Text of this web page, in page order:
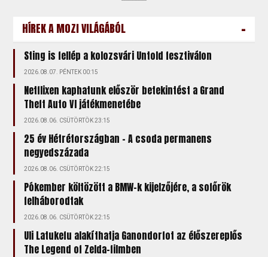
HÍREK A MOZI VILÁGÁBÓL -
Sting is fellép a kolozsvári Untold fesztiválon
2026.08.07. PÉNTEK 00:15
Netflixen kaphatunk először betekintést a Grand
Theft Auto VI játékmenetébe
2026.08.06. CSÜTÖRTÖK 23:15
25 év Hétrétországban - A csoda permanens
negyedszázada
2026.08.06. CSÜTÖRTÖK 22:15
Pókember költözött a BMW-k kijelzőjére, a sofőrök
felháborodtak
2026.08.06. CSÜTÖRTÖK 22:15
Uli Latukefu alakíthatja Ganondorfot az élőszereplős
The Legend of Zelda-filmben